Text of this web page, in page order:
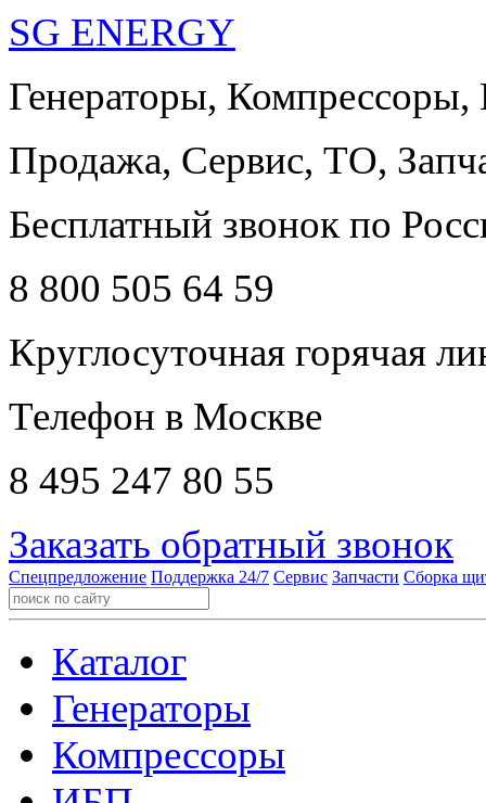
SG ENERGY
Генераторы,
Продажа, Сервис, ТО,
Бесплатный звонок по
8 800 505 64 59
Круглосуточная горячая
Телефон в Москве
8 495 247 80 55
Заказать обратный звонок
Спецпредложение Поддержка 24/7 Сервис Запчасти Сборка
Каталог
Генераторы
Компрессоры